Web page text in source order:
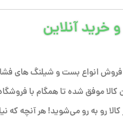
خرید آنلاین
انواع بست و شیلنگ های
اصل‌بودن کالا موفق شده تا همگام با
رو به رو می‌شوید! هر آنچه که